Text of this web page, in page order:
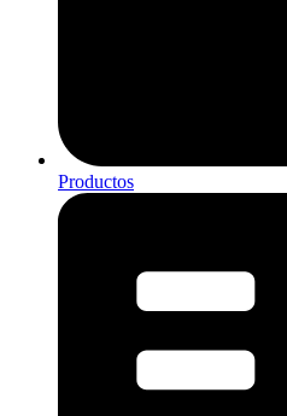
Productos